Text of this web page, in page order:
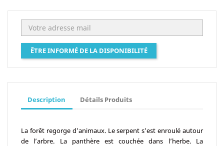
ÊTRE INFORMÉ DE LA DISPONIBILITÉ
Description Détails Produits
La forêt regorge d’animaux. Le serpent s’est enroulé autour
de l’arbre. La panthère est couchée dans l’herbe. La